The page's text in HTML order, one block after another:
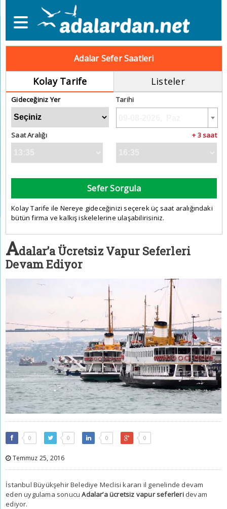
Adalar Sefer Saatleri
Kolay Tarife Listeler
Gideceğiniz Yer Tarihi
Saat Aralığı + 3 saat
Sefer Sorgula
Kolay Tarife ile Nereye gideceğinizi seçerek üç saat aralığındaki
bütün firma ve kalkış iskelelerine ulaşabilirisiniz.
Adalar’a Ücretsiz Vapur Seferleri
Devam Ediyor
0 0 0 0
Temmuz 25, 2016
İstanbul Büyükşehir Belediye Meclisi kararı il genelinde devam
eden uygulama sonucuAdalar’a ücretsiz vapur seferleridevam
ediyor.